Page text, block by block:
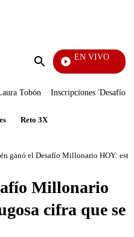
Enviar
EN VIVO
Rafael Orozco
Tobón Inscripciones 'Desafío'
Reto 3X
ganó el Desafío Millonario HOY:
Millonario
cifra que se